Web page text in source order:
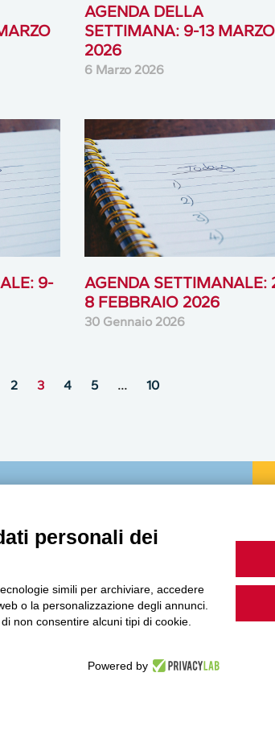
AGENDA DELLA
SETTIMANA: 9-13 MARZO
2026
6 Marzo 2026
9-
AGENDA SETTIMANALE:
8 FEBBRAIO 2026
30 Gennaio 2026
2 3 4 5 … 10
video, storie e webinar.
personali dei
simili per archiviare, accedere
o la personalizzazione degli annunci.
non consentire alcuni tipi di cookie.
Powered by